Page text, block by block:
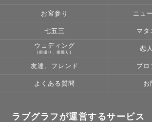
お宮参り ニュ
七五三 マタ
ウェディング
(前撮り、後撮り)
恋
友達、フレンド プロ
よくある質問 お
ラブグラフが運営するサービス